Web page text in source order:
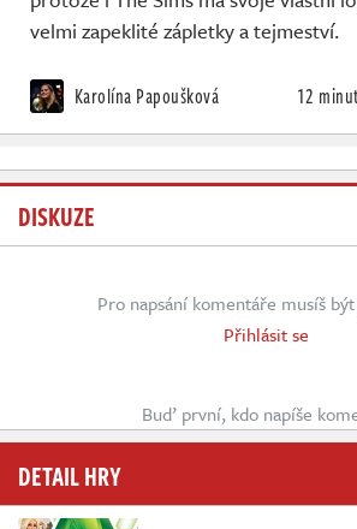
velmi zapeklité zápletky a tejmeství.
Karolína Papoušková 12 minut
DISKUZE
Pro napsání komentáře musíš
Přihlásit se
Buď první, kdo napíše
DETAIL HRY